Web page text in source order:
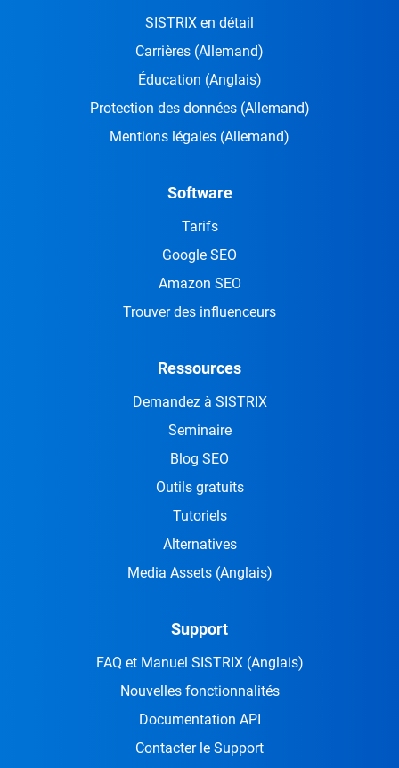
SISTRIX en détail
Carrières (Allemand)
Éducation (Anglais)
Protection des données (Allemand)
Mentions légales (Allemand)
Software
Tarifs
Google SEO
Amazon SEO
Trouver des influenceurs
Ressources
Demandez à SISTRIX
Seminaire
Blog SEO
Outils gratuits
Tutoriels
Alternatives
Media Assets (Anglais)
Support
FAQ et Manuel SISTRIX (Anglais)
Nouvelles fonctionnalités
Documentation API
Contacter le Support